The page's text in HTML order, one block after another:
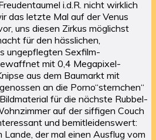
i.d.R. nicht wirklich
das letzte Mal auf der Venus
uns diesen Zirkus möglichst
für den hässlichen,
ungepflegten Sexfilm-
mit 0,4 Megapixel-
aus dem Baumarkt mit
an die Porno“sternchen“
für die nächste Rubbel-
auf der siffigen Couch
und bemitleidenswert:
der mal einen Ausflug vom